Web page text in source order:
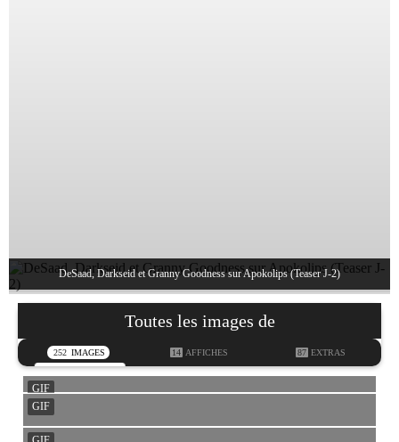
DeSaad, Darkseid et Granny Goodness sur Apokolips (Teaser J-2)
Toutes les images de
252 IMAGES 14 AFFICHES 87 EXTRAS